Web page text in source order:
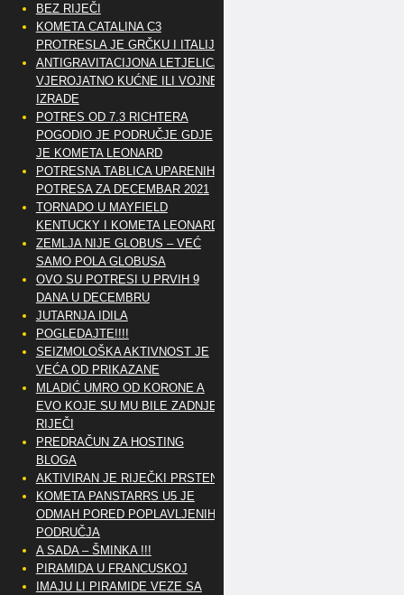
BEZ RIJEČI
KOMETA CATALINA C3
PROTRESLA JE GRČKU I ITALIJU
ANTIGRAVITACIJONA LETJELICA
VJEROJATNO KUĆNE ILI VOJNE
IZRADE
POTRES OD 7.3 RICHTERA
POGODIO JE PODRUČJE GDJE
JE KOMETA LEONARD
POTRESNA TABLICA UPARENIH
POTRESA ZA DECEMBAR 2021
TORNADO U MAYFIELD
KENTUCKY I KOMETA LEONARD
ZEMLJA NIJE GLOBUS – VEĆ
SAMO POLA GLOBUSA
OVO SU POTRESI U PRVIH 9
DANA U DECEMBRU
JUTARNJA IDILA
POGLEDAJTE!!!!
SEIZMOLOŠKA AKTIVNOST JE
VEĆA OD PRIKAZANE
MLADIĆ UMRO OD KORONE A
EVO KOJE SU MU BILE ZADNJE
RIJEČI
PREDRAČUN ZA HOSTING
BLOGA
AKTIVIRAN JE RIJEČKI PRSTEN
KOMETA PANSTARRS U5 JE
ODMAH PORED POPLAVLJENIH
PODRUČJA
A SADA – ŠMINKA !!!
PIRAMIDA U FRANCUSKOJ
IMAJU LI PIRAMIDE VEZE SA